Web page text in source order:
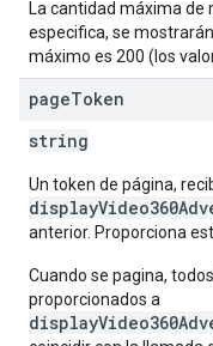
La cantidad máxima de
especifica, se
máximo es 200 (los
pageToken
string
Un token de página,
anterior. Proporciona
Cuando se pagina,
proporcionados a